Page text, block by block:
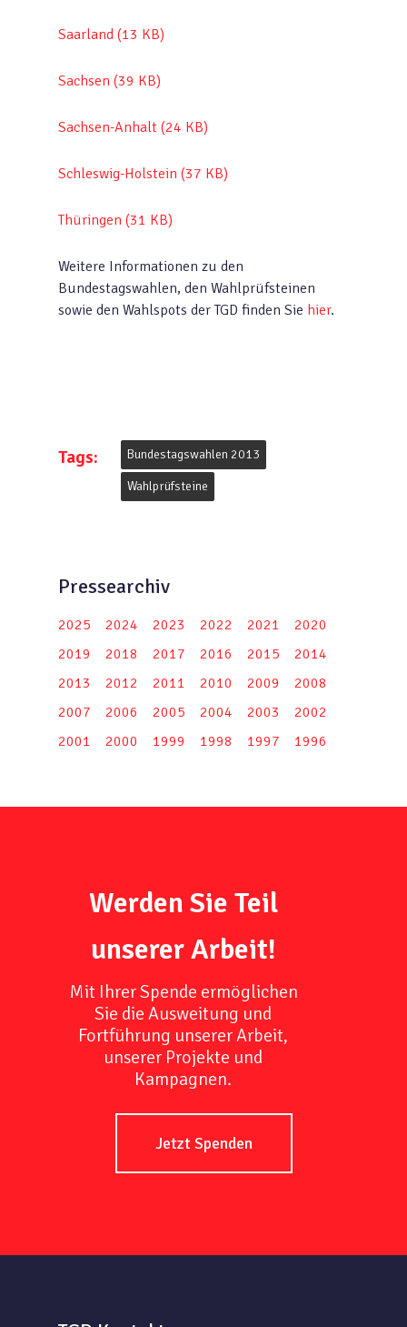
Saarland (13 KB)
Sachsen (39 KB)
Sachsen-Anhalt (24 KB)
Schleswig-Holstein (37 KB)
Thüringen (31 KB)
Weitere Informationen zu den
Bundestagswahlen, den Wahlprüfsteinen
sowie den Wahlspots der TGD finden Sie hier.
Tags: Bundestagswahlen 2013
Wahlprüfsteine
Pressearchiv
2025 2024 2023 2022 2021
2020
2019
2018 2017 2016 2015
2014
2013
2012 2011 2010 2009
2008
2007
2006 2005 2004 2003
2002
2001
2000 1999 1998 1997 1996
Werden Sie Teil
unserer Arbeit!
Mit Ihrer Spende ermöglichen
Sie die Ausweitung und
Fortführung unserer Arbeit,
unserer Projekte und
Kampagnen.
Jetzt Spenden